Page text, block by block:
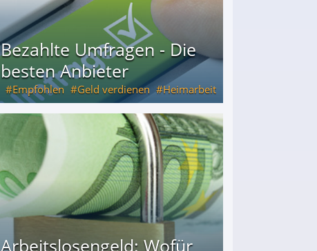
Bezahlte Umfragen - Die
besten Anbieter
Empfohlen Geld verdienen Heimarbeit
Arbeitslosengeld: Wofür